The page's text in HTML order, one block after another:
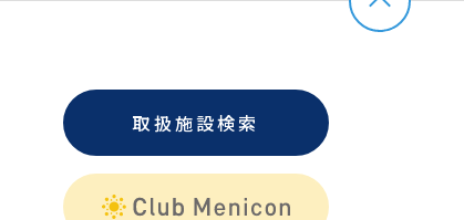
取扱施設検索